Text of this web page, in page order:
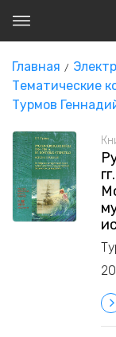
Главная
Тематические
Турмов